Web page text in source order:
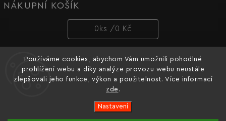
Používáme cookies, abychom Vám umožnili pohodlné
prohlížení webu a díky analýze provozu webu neustále
zlepšovali jeho funkce, výkon a použitelnost. Více informací
zde .
Nastavení
NÁKUPNÍ KOŠÍK
0 ks / 0 Kč
PŘIJÍMÁME ONLINE PLATBY